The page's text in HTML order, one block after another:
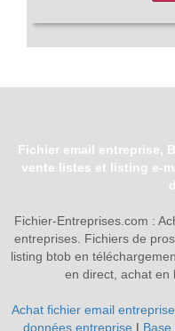
Fichier email entreprise,
vente listes et listing e-
Fichier-Entreprises.com :
entreprises. Fichiers de
listing btob en
en direct, achat en
Achat fichier email entreprise
données entreprise |